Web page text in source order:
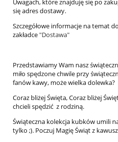
Uwagach, które znajduję się po
się adres dostawy.
Szczegółowe informacje na temat
zakładce"Dostawa"
Przedstawiamy Wam nasz
miło spędzone chwile przy
fanów kawy, może wielka dolewka?
Coraz bliżej Święta, Coraz bliżej
chcieli spędzić z rodziną.
Świąteczna kolekcja kubków umili
tylko ;). Poczuj Magię Świąt z